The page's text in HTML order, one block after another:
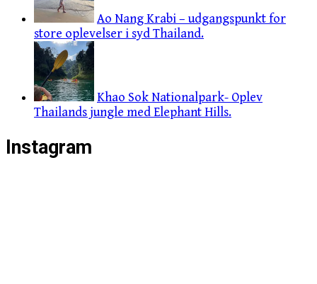
Ao Nang Krabi – udgangspunkt for
store oplevelser i syd Thailand.
Khao Sok Nationalpark- Oplev
Thailands jungle med Elephant Hills.
Instagram